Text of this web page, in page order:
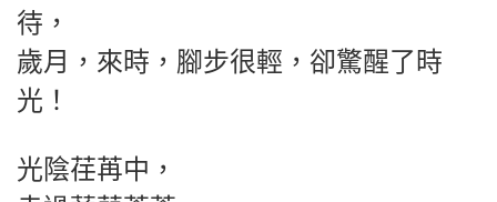
待，
歲月，來時，腳步很輕，卻驚醒了時
光！
光陰荏苒中，